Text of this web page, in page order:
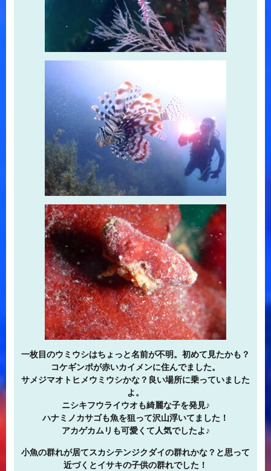
一枚目のウミウシはちょっと名前が不明。初めて見たかも？
コケギンポが赤いカイメンに住んでました。
サメジマオトヒメウミウシかな？良い場所に乗っていました
よ。
ニシキフウライウオも綺麗な子を発見♪
ハナミノカサゴも魚を狙って沢山浮いてました！
アカゲカムリも可愛くて人気でしたよ♪
小魚の群れが居てスカシテンジクダイの群れかな？と思って
近づくとイサキの子供の群れでした！